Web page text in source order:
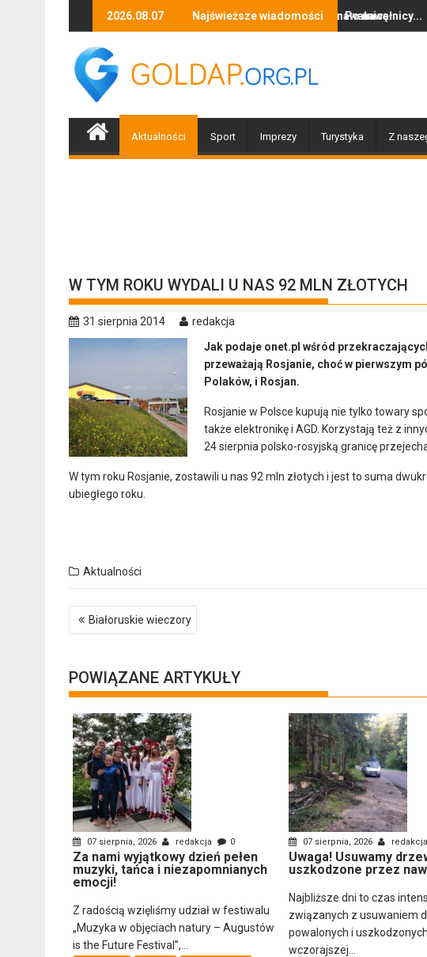
2026.08.07 Najświeższe wiadomości
i niezapomnianych emocji!
Uwaga! Usuwamy drzewa uszkodzone przez nawałnicę
Po nawałnicy...
Aktualności Sport Imprezy Turystyka Z
W TYM ROKU WYDALI U NAS 92 MLN ZŁOTYCH
31 sierpnia 2014
redakcja
Jak podaje onet.pl wśród
przeważają Rosjanie, choć w pierwszym
Polaków, i Rosjan.
Rosjanie w Polsce kupują nie tylko towary
także elektronikę i AGD. Korzystają też z
24 sierpnia polsko-rosyjską granicę
W tym roku Rosjanie, zostawili u nas 92 mln złotych i jest to suma
ubiegłego roku.
Aktualności
Nawigacja
wpisu
Białoruskie wieczory
POWIĄZANE ARTYKUŁY
07 sierpnia, 2026 redakcja 0
Za nami wyjątkowy dzień pełen
muzyki, tańca i niezapomnianych
emocji!
Z radością wzięliśmy udział w festiwalu
„Muzyka w objęciach natury – Augustów
is the Future Festival”,...
07 sierpnia, 2026 redakcja
Uwaga! Usuwamy
uszkodzone przez
Najbliższe dni to czas
związanych z usuwaniem
powalonych i
wczorajszej...